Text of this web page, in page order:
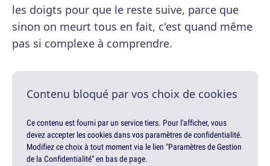
les doigts pour que le reste suive, parce que
sinon on meurt tous en fait, c'est quand même
pas si complexe à comprendre.
Contenu bloqué par vos choix de cookies
Ce contenu est fourni par un service tiers. Pour l'afficher, vous
devez accepter les cookies dans vos paramètres de confidentialité.
Modifiez ce choix à tout moment via le lien "Paramètres de Gestion
de la Confidentialité" en bas de page.